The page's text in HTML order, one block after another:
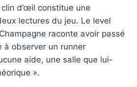
d’œil constitue une
lectures du jeu. Le level
raconte avoir passé
à observer un runner
aide, une salle que lui-
».